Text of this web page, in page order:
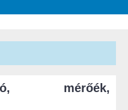
mérőék,